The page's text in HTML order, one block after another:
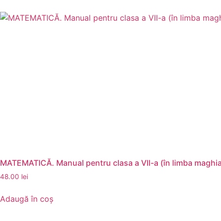
MATEMATICĂ. Manual pentru clasa a VII-a (în limba
48.00 lei
Adaugă în coș